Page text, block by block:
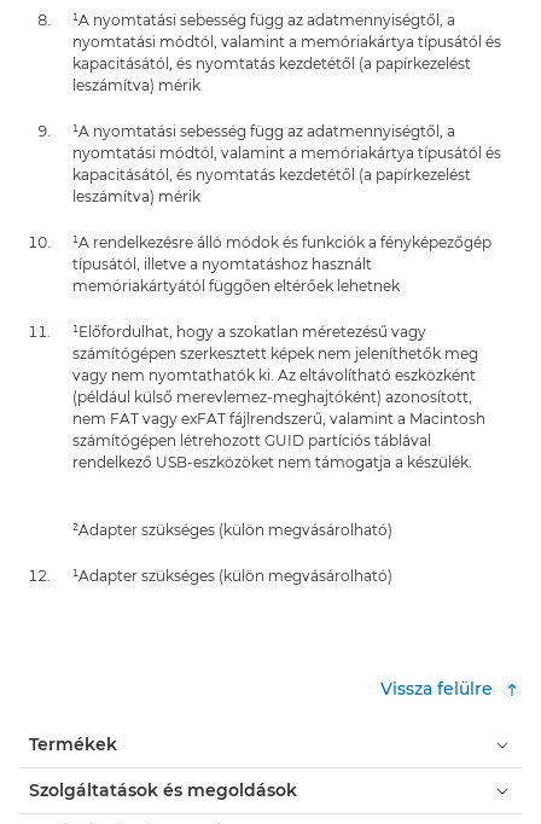
¹A nyomtatási sebesség függ az adatmennyiségtől, a
nyomtatási módtól, valamint a memóriakártya típusától és
kapacitásától, és nyomtatás kezdetétől (a papírkezelést
leszámítva) mérik
¹A nyomtatási sebesség függ az adatmennyiségtől, a
nyomtatási módtól, valamint a memóriakártya típusától és
kapacitásától, és nyomtatás kezdetétől (a papírkezelést
leszámítva) mérik
¹A rendelkezésre álló módok és funkciók a fényképezőgép
típusától, illetve a nyomtatáshoz használt
memóriakártyától függően eltérőek lehetnek
¹Előfordulhat, hogy a szokatlan méretezésű vagy
számítógépen szerkesztett képek nem jeleníthetők meg
vagy nem nyomtathatók ki. Az eltávolítható eszközként
(például külső merevlemez-meghajtóként) azonosított,
nem FAT vagy exFAT fájlrendszerű, valamint a Macintosh
számítógépen létrehozott GUID partíciós táblával
rendelkező USB-eszközöket nem támogatja a készülék.
²Adapter szükséges (külön megvásárolható)
¹Adapter szükséges (külön megvásárolható)
Vissza felülre
Termékek
Szolgáltatások és megoldások